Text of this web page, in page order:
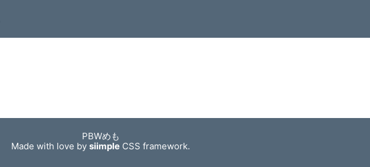
PBWめも
Made with love bysiimple CSS framework.